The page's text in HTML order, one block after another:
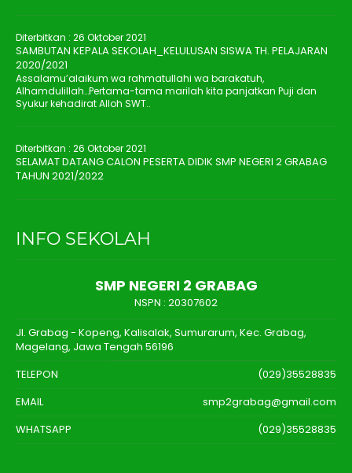
Diterbitkan : 26 Oktober 2021
SAMBUTAN KEPALA SEKOLAH_KELULUSAN SISWA TH. PELAJARAN
2020/2021
Assalamu’alaikum wa rahmatullahi wa barakatuh,
Alhamdulillah…Pertama-tama marilah kita panjatkan Puji dan
Syukur kehadirat Alloh SWT..
Diterbitkan : 26 Oktober 2021
SELAMAT DATANG CALON PESERTA DIDIK SMP NEGERI 2 GRABAG
TAHUN 2021/2022
INFO SEKOLAH
SMP NEGERI 2 GRABAG
NSPN : 20307602
Jl. Grabag - Kopeng, Kalisalak, Sumurarum, Kec. Grabag,
Magelang, Jawa Tengah 56196
TELEPON
(029)35528835
EMAIL
smp2grabag@gmail.com
WHATSAPP
(029)35528835